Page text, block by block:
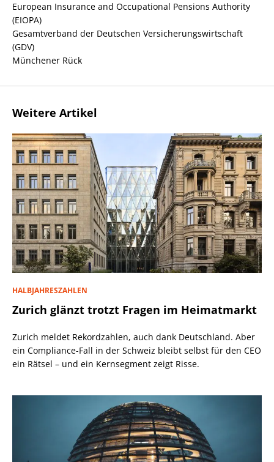
European Insurance and Occupational Pensions Authority
(EIOPA)
Gesamtverband der Deutschen Versicherungswirtschaft
(GDV)
Münchener Rück
Weitere Artikel
HALBJAHRESZAHLEN
Zurich glänzt trotzt Fragen im Heimatmarkt
Zurich meldet Rekordzahlen, auch dank Deutschland. Aber
ein Compliance-Fall in der Schweiz bleibt selbst für den CEO
ein Rätsel – und ein Kernsegment zeigt Risse.